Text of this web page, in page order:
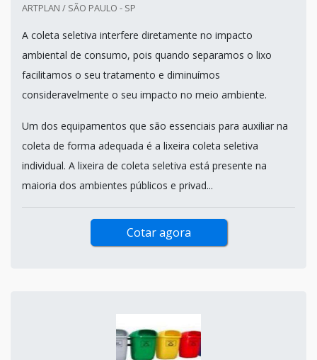
ARTPLAN / SÃO PAULO - SP
A coleta seletiva interfere diretamente no impacto
ambiental de consumo, pois quando separamos o lixo
facilitamos o seu tratamento e diminuímos
consideravelmente o seu impacto no meio ambiente.
Um dos equipamentos que são essenciais para auxiliar na
coleta de forma adequada é a lixeira coleta seletiva
individual. A lixeira de coleta seletiva está presente na
maioria dos ambientes públicos e privad...
Cotar agora